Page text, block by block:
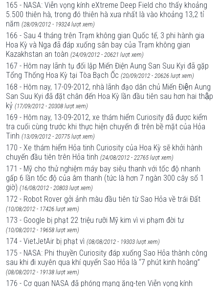
165 - NASA: Viễn vọng kính eXtreme Deep Field cho thấy khoảng
5.500 thiên hà, trong đó thiên hà xưa nhất là vào khoảng 13,2 tỉ
năm (28/09/2012 - 19324 lượt xem)
166 - Sau 4 tháng trên Trạm không gian Quốc tế, 3 phi hành gia
Hoa Kỳ và Nga đã đáp xuống sân bay của Trạm không gian
Kazakhstan an toàn (24/09/2012 - 20621 lượt xem)
167 - Hôm nay lãnh tụ đối lập Miến Điện Aung San Suu Kyi đã gặp
Tổng Thống Hoa Kỳ tại Tòa Bạch Ốc (20/09/2012 - 20626 lượt xem)
168 - Hôm nay, 17-09-2012, nhà lãnh đạo dân chủ Miến Điện Aung
San Suu Kyi đã đặt chân đến Hoa Kỳ lần đầu tiên sau hơn hai thập
kỷ (17/09/2012 - 20308 lượt xem)
169 - Hôm nay, 13-09-2012, xe thám hiểm Curiosity đã được kiểm
tra cuối cùng trước khi thực hiện chuyến đi trên bề mặt của Hỏa
Tinh (13/09/2012 - 20775 lượt xem)
170 - Xe thám hiểm Hỏa tinh Curiosity của Hoa Kỳ sẽ khởi hành
chuyến đầu tiên trên Hỏa tinh (24/08/2012 - 22765 lượt xem)
171 - Mỹ cho thử nghiệm máy bay siêu thanh với tốc độ nhanh
gấp 6 lần tốc độ của âm thanh (tức là hơn 7 ngàn 300 cây số 1
giờ) (16/08/2012 - 20803 lượt xem)
172 - Robot Rover gởi ảnh màu đầu tiên từ Sao Hỏa về trái Đất
(10/08/2012 - 17426 lượt xem)
173 - Google bị phạt 22 triệu rưỡi Mỹ kim vì vi phạm đời tư
(10/08/2012 - 19658 lượt xem)
174 - VietJetAir bị phạt vì (08/08/2012 - 19303 lượt xem)
175 - NASA: Phi thuyền Curiosity đáp xuống Sao Hỏa thành công
sau khi đi xuyên qua khí quyển Sao Hỏa là “7 phút kinh hoàng”
(08/08/2012 - 19138 lượt xem)
176 - Cơ quan NASA đã phóng mạng ăng-ten Viễn vọng kính